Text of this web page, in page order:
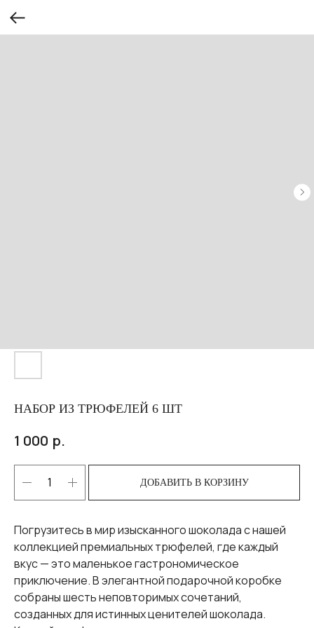
НАБОР ИЗ ТРЮФЕЛЕЙ 6 ШТ
1 000 р.
ДОБАВИТЬ В КОРЗИНУ
Погрузитесь в мир изысканного шоколада с нашей
коллекцией премиальных трюфелей, где каждый
вкус — это маленькое гастрономическое
приключение. В элегантной подарочной коробке
собраны шесть неповторимых сочетаний,
созданных для истинных ценителей шоколада.